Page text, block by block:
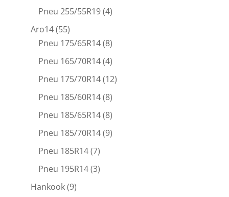
Pneu 255/55R19(4)
Aro14(55)
Pneu 175/65R14(8)
Pneu 165/70R14(4)
Pneu 175/70R14(12)
Pneu 185/60R14(8)
Pneu 185/65R14(8)
Pneu 185/70R14(9)
Pneu 185R14(7)
Pneu 195R14(3)
Hankook(9)